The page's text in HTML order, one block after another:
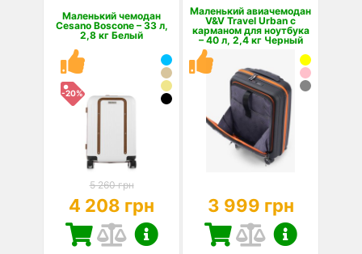
Маленький чемодан
Cesano Boscone – 33 л,
2,8 кг Белый
-20%
5 260 грн
4 208 грн
Маленький авиачемодан
V&V Travel Urban с
карманом для ноутбука
– 40 л, 2,4 кг Черный
3 999 грн